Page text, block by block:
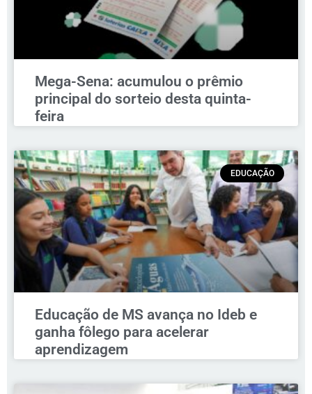
Mega-Sena: acumulou o prêmio
principal do sorteio desta quinta-
feira
EDUCAÇÃO
Educação de MS avança no Ideb e
ganha fôlego para acelerar
aprendizagem